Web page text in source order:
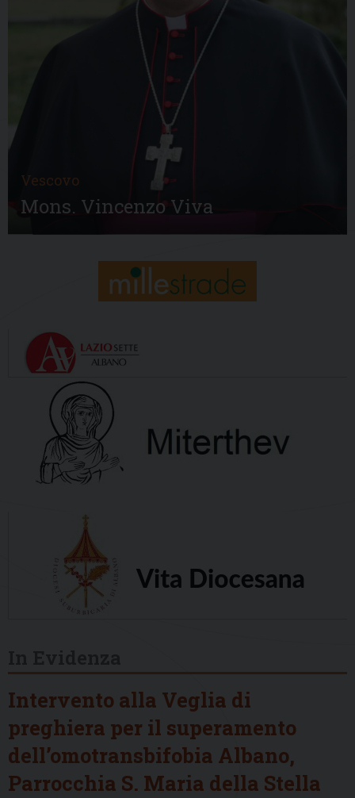
Vescovo
Mons. Vincenzo Viva
Intervento alla Veglia di
preghiera per il superamento
dell’omotransbifobia Albano,
Parrocchia S. Maria della Stella